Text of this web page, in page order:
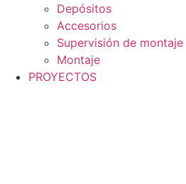
Depósitos
Accesorios
Supervisión de montaje
Montaje
PROYECTOS